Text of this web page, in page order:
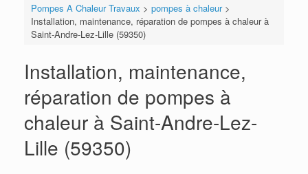
Pompes A Chaleur Travaux > pompes à chaleur>
Installation, maintenance, réparation de pompes à chaleur à
Saint-Andre-Lez-Lille (59350)
Installation, maintenance,
réparation de pompes à
chaleur à Saint-Andre-Lez-
Lille (59350)